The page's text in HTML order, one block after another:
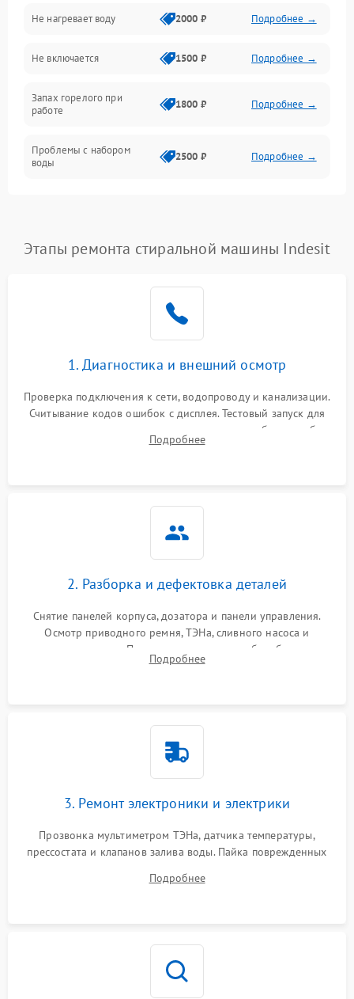
Программное обеспечение
Не нагревает воду 2000 ₽ Подробнее →
Не включается 1500 ₽ Подробнее →
Запах горелого при
работе
1800 ₽ Подробнее →
Проблемы с набором
воды
2500 ₽ Подробнее →
Подробнее →
Этапы ремонта стиральной машины Indesit
1. Диагностика и внешний осмотр
Проверка подключения к сети, водопроводу и канализации.
Считывание кодов ошибок с дисплея. Тестовый запуск для
выявления посторонних шумов, протечек или сбоев в работе
электронного модуля управления.
Подробнее
2. Разборка и дефектовка деталей
Снятие панелей корпуса, дозатора и панели управления.
Осмотр приводного ремня, ТЭНа, сливного насоса и
амортизаторов. Проверка подшипников барабана и
крестовины на износ, а манжеты люка на разрывы.
Подробнее
3. Ремонт электроники и электрики
Прозвонка мультиметром ТЭНа, датчика температуры,
прессостата и клапанов залива воды. Пайка поврежденных
Восстановление целостности проводки и контактов.
Подробнее